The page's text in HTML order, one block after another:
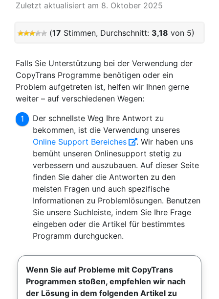
Zuletzt aktualisiert am 8. Oktober 2025
(17 Stimmen, Durchschnitt: 3,18 von 5)
Falls Sie Unterstützung bei der Verwendung der
CopyTrans Programme benötigen oder ein
Problem aufgetreten ist, helfen wir Ihnen gerne
weiter – auf verschiedenen Wegen:
Der schnellste Weg Ihre Antwort zu
bekommen, ist die Verwendung unseres
Online Support Bereiches
. Wir haben uns
bemüht unseren Onlinesupport stetig zu
verbessern und auszubauen. Auf dieser Seite
finden Sie daher die Antworten zu den
meisten Fragen und auch spezifische
Informationen zu Problemlösungen. Benutzen
Sie unsere Suchleiste, indem Sie Ihre Frage
eingeben oder die Artikel für bestimmtes
Programm durchgucken.
Wenn Sie auf Probleme mit CopyTrans
Programmen stoßen, empfehlen wir nach
der Lösung in dem folgenden Artikel zu